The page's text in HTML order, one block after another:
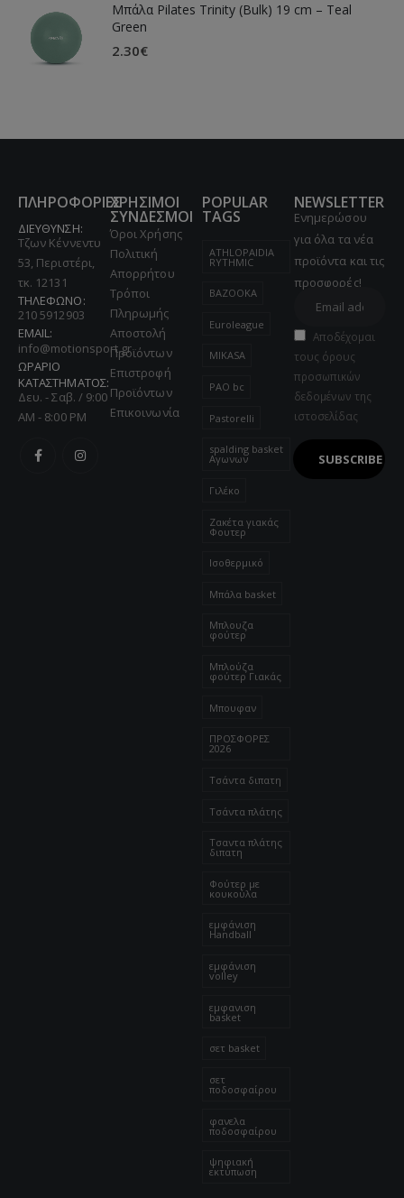
Μπάλα Pilates Trinity (Bulk) 19 cm – Teal
Green
2.30€
ΠΛΗΡΟΦΟΡΙΕΣ
ΔΙΕΥΘΥΝΣΗ:
Τζων Κέννεντυ
53, Περιστέρι,
τκ. 12131
ΤΗΛΕΦΩΝΟ:
210 5912903
EMAIL:
info@motionsport.gr
ΩΡΑΡΙΟ
ΚΑΤΑΣΤΗΜΑΤΟΣ:
Δευ. - Σαβ. / 9:00
AM - 8:00 PM
ΧΡΗΣΙΜΟΙ
ΣΥΝΔΕΣΜΟΙ
Όροι Χρήσης
Πολιτική
Απορρήτου
Τρόποι
Πληρωμής
Αποστολή
Προϊόντων
Επιστροφή
Προϊόντων
Επικοινωνία
POPULAR
TAGS
ATHLOPAIDIA
RYTHMIC
BAZOOKA
Euroleague
MIKASA
PAO bc
Pastorelli
spalding basket
Αγωνων
Γιλέκο
Ζακέτα γιακάς
Φουτερ
Ισοθερμικό
Μπάλα basket
Μπλουζα
φούτερ
Μπλούζα
φούτερ Γιακάς
Μπουφαν
ΠΡΟΣΦΟΡΕΣ
2026
Τσάντα διπατη
Τσάντα πλάτης
Τσαντα πλάτης
διπατη
Φούτερ με
κουκούλα
εμφάνιση
Handball
εμφάνιση
volley
εμφανιση
basket
σετ basket
σετ
ποδοσφαίρου
φανελα
ποδοσφαίρου
ψηφιακή
εκτύπωση
NEWSLETTER
Ενημερώσου
για όλα τα νέα
προϊόντα και τις
προσφορές!
Αποδέχομαι
τους όρους
προσωπικών
δεδομένων της
ιστοσελίδας